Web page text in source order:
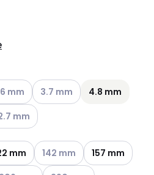
niet mogelijk)
(Huidige combinatie niet
varianten (Huidige combinatie
mm Andere varianten (Huidige
3.7 mm
4.8 mm
niet mogelijk)
(Huidige combinatie niet
varianten (Huidige combinatie
mm
niet mogelijk)
(Huidige combinatie niet
mm Andere varianten (Huidige
142 mm
157 mm
(Huidige combinatie niet
varianten (Huidige
Andere varianten